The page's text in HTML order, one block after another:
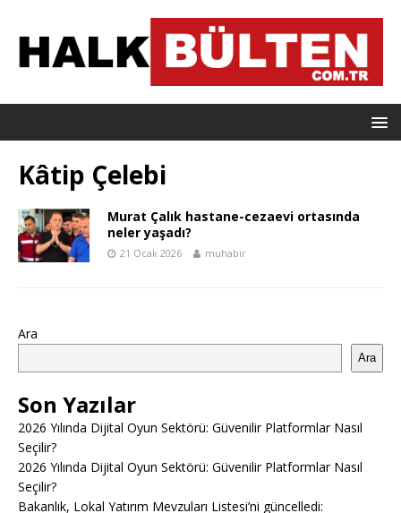
Kâtip Çelebi
Murat Çalık hastane-cezaevi ortasında
neler yaşadı?
21 Ocak 2026 muhabir
Ara
Ara
Son Yazılar
2026 Yılında Dijital Oyun Sektörü: Güvenilir Platformlar Nasıl
Seçilir?
2026 Yılında Dijital Oyun Sektörü: Güvenilir Platformlar Nasıl
Seçilir?
Bakanlık, Lokal Yatırım Mevzuları Listesi’ni güncelledi: